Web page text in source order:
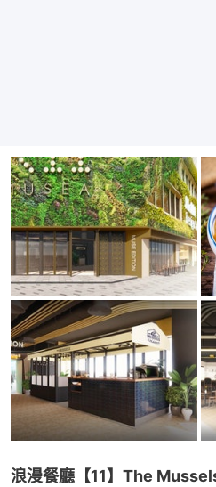
浪漫餐廳【11】The